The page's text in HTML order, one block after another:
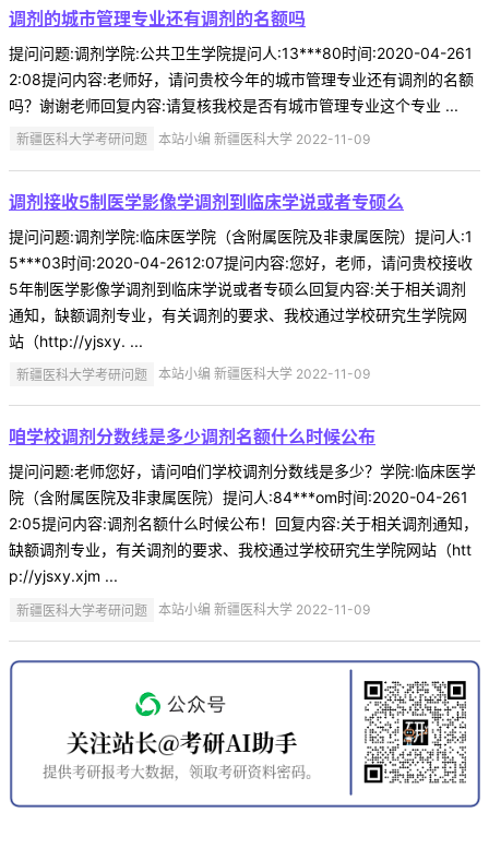
调剂的城市管理专业还有调剂的名额吗
提问问题:调剂学院:公共卫生学院提问人:13***80时间:2020-04-261
2:08提问内容:老师好，请问贵校今年的城市管理专业还有调剂的名额
吗？谢谢老师回复内容:请复核我校是否有城市管理专业这个专业 ...
新疆医科大学考研问题 本站小编 新疆医科大学 2022-11-09
调剂接收5制医学影像学调剂到临床学说或者专硕么
提问问题:调剂学院:临床医学院（含附属医院及非隶属医院）提问人:1
5***03时间:2020-04-2612:07提问内容:您好，老师，请问贵校接收
5年制医学影像学调剂到临床学说或者专硕么回复内容:关于相关调剂
通知，缺额调剂专业，有关调剂的要求、我校通过学校研究生学院网
站（http://yjsxy. ...
新疆医科大学考研问题 本站小编 新疆医科大学 2022-11-09
咱学校调剂分数线是多少调剂名额什么时候公布
提问问题:老师您好，请问咱们学校调剂分数线是多少？学院:临床医学
院（含附属医院及非隶属医院）提问人:84***om时间:2020-04-261
2:05提问内容:调剂名额什么时候公布！回复内容:关于相关调剂通知，
缺额调剂专业，有关调剂的要求、我校通过学校研究生学院网站（htt
p://yjsxy.xjm ...
新疆医科大学考研问题 本站小编 新疆医科大学 2022-11-09